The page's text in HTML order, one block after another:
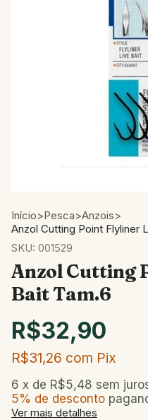
Início>Pesca>Anzois>
Anzol Cutting Point Flyliner
SKU: 001529
Anzol Cutting
Bait Tam.6
R$32,90
R$31,26 com Pix
6 x de R$5,48 sem
5% de desconto
Ver mais detalhes